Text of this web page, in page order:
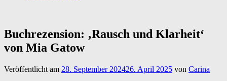
Buchrezension: ‚Rausch und Klarheit‘
von Mia Gatow
Veröffentlicht am 28. September 202426. April 2025 von Carina